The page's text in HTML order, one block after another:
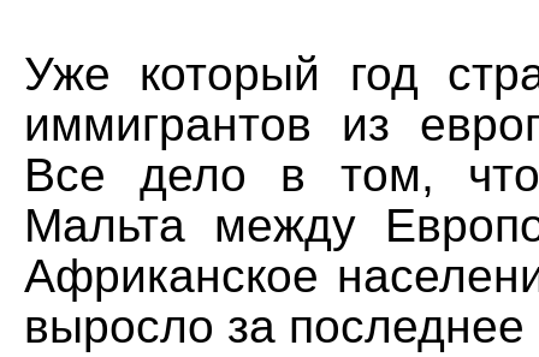
Уже который год
иммигрантов из
Все дело в том,
Мальта между
Африканское
выросло за